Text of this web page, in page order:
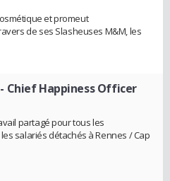
et promeut
de ses Slasheuses M&M, les
- Chief Happiness Officer
partagé pour tous les
salariés détachés à Rennes / Cap